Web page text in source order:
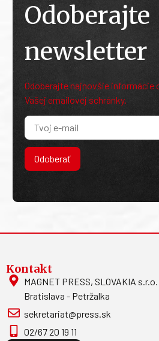
Odoberajte
newsletter
Odoberajte najnovšie informácie
Vašej emailovej schránky.
Odoberať
Kontakt
MAGNET PRESS, SLOVAKIA
Bratislava - Petržalka
sekretariat@press.sk
02/67 20 19 11